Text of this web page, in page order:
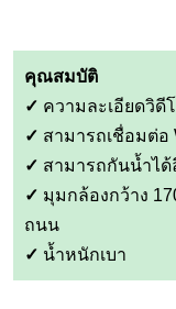
คุณสมบัติ
✓ ความละเอียดวิดี
✓ สามารถเชื่อมต่อ
✓ สามารถกันน้ำได้
✓ มุมกล้องกว้าง
ถนน
✓ น้ำหนักเบา